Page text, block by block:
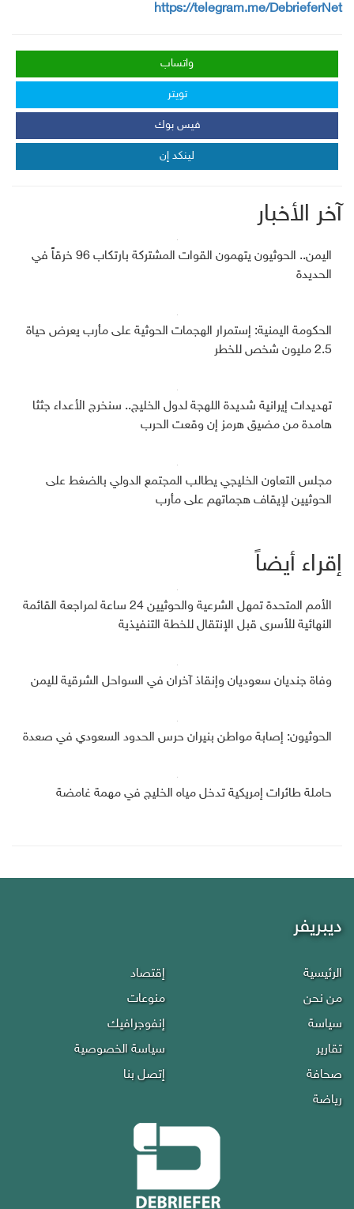
https://telegram.me/DebrieferNet
واتساب
تويتر
فيس بوك
لينكد إن
آخر الأخبار
اليمن.. الحوثيون يتهمون القوات المشتركة بارتكاب 96 خرقاً في
الحديدة
الحكومة اليمنية: إستمرار الهجمات الحوثية على مأرب يعرض حياة
2.5 مليون شخص للخطر
تهديدات إيرانية شديدة اللهجة لدول الخليج.. سنخرج الأعداء جثثا
هامدة من مضيق هرمز إن وقعت الحرب
مجلس التعاون الخليجي يطالب المجتمع الدولي بالضغط على
الحوثيين لإيقاف هجماتهم على مأرب
إقراء أيضاً
الأمم المتحدة تمهل الشرعية والحوثيين 24 ساعة لمراجعة القائمة
النهائية للأسرى قبل الإنتقال للخطة التنفيذية
وفاة جنديان سعوديان وإنقاذ آخران في السواحل الشرقية لليمن
الحوثيون: إصابة مواطن بنيران حرس الحدود السعودي في صعدة
حاملة طائرات إمريكية تدخل مياه الخليج في مهمة غامضة
ديبريفر
الرئيسية
من نحن
سياسة
تقارير
صحافة
رياضة
إقتصاد
منوعات
إنفوجرافيك
سياسة الخصوصية
إتصل بنا